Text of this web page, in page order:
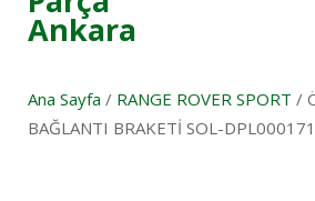
Ana Sayfa / RANGE ROVER SPORT /
BAĞLANTI BRAKETİ SOL-DPL000171